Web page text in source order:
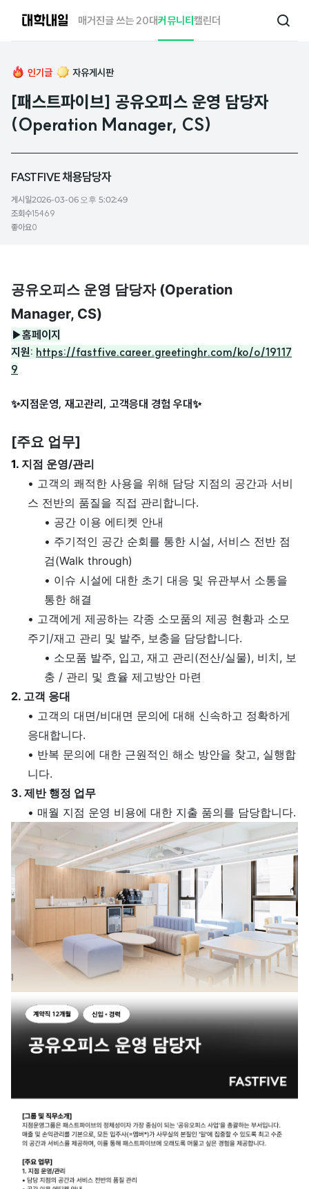
매거진글 쓰는 20대커뮤니티캘린더
검
인기글 자유게시판
[패스트파이브] 공유오피스 운영 담당자
(Operation Manager, CS)
FASTFIVE 채용담당자
게시일2026-03-06 오후 5:02:49
조회수15469
좋아요0
공유오피스 운영 담당자 (Operation
Manager, CS)
▶홈페이지
지원: https://fastfive.career.greetinghr.com/ko/o/19117
9
✨지점운영, 재고관리, 고객응대 경험 우대✨
[주요 업무]
1. 지점 운영/관리
• 고객의 쾌적한 사용을 위해 담당 지점의 공간과 서비
스 전반의 품질을 직접 관리합니다.
• 공간 이용 에티켓 안내
• 주기적인 공간 순회를 통한 시설, 서비스 전반 점
검(Walk through)
• 이슈 시설에 대한 초기 대응 및 유관부서 소통을
통한 해결
• 고객에게 제공하는 각종 소모품의 제공 현황과 소모
주기/재고 관리 및 발주, 보충을 담당합니다.
• 소모품 발주, 입고, 재고 관리(전산/실물), 비치, 보
충 / 관리 및 효율 제고방안 마련
2. 고객 응대
• 고객의 대면/비대면 문의에 대해 신속하고 정확하게
응대합니다.
• 반복 문의에 대한 근원적인 해소 방안을 찾고, 실행합
니다.
3. 제반 행정 업무
• 매월 지점 운영 비용에 대한 지출 품의를 담당합니다.